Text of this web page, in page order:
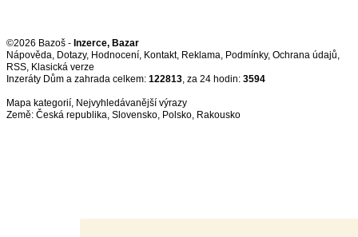
©2026 Bazoš - Inzerce, Bazar
Nápověda, Dotazy, Hodnocení, Kontakt, Reklama, Podmínky, Ochrana údajů,
RSS,
Inzeráty Dům a zahrada celkem: 122813, za 24 hodin: 3594
Mapa kategorií, Nejvyhledávanější výrazy
Země: Česká republika, Slovensko, Polsko, Rakousko